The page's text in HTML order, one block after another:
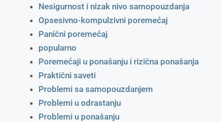
Nesigurnost i nizak nivo samopouzdanja
Opsesivno-kompulzivni poremećaj
Panični poremećaj
popularno
Poremećaji u ponašanju i rizična ponašanja
Praktični saveti
Problemi sa samopouzdanjem
Problemi u odrastanju
Problemi u ponašanju